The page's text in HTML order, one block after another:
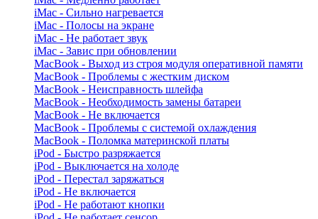
iMac - Сильно нагревается
iMac - Полосы на экране
iMac - Не работает звук
iMac - Завис при обновлении
MacBook - Выход из строя модуля оперативной памяти
MacBook - Проблемы с жестким диском
MacBook - Неисправность шлейфа
MacBook - Необходимость замены батареи
MacBook - Не включается
MacBook - Проблемы с системой охлаждения
MacBook - Поломка материнской платы
iPod - Быстро разряжается
iPod - Выключается на холоде
iPod - Перестал заряжаться
iPod - Не включается
iPod - Не работают кнопки